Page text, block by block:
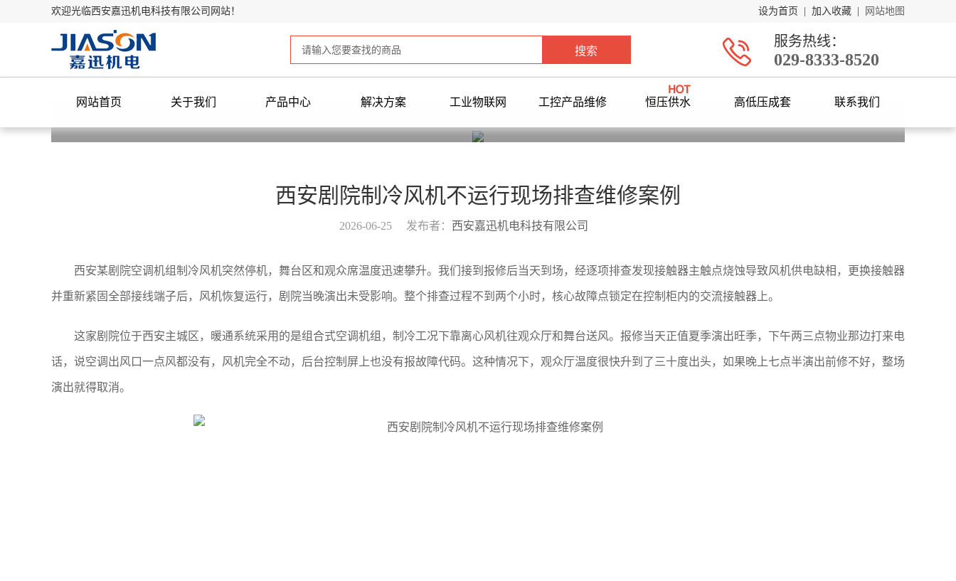
欢迎光临西安嘉迅机电科技有限公司网站！ 设为首页 加入收藏 网站地图
服务热线：
029-8333-8520
网站首页 关于我们 产品中心 解决方案 工业物联网 工控产品维修 恒压供水 高低压成套
联系我们
西安剧院制冷风机不运行现场排查维修案例
2026-06-25 发布者： 西安嘉迅机电科技有限公司
西安某剧院空调机组制冷风机突然停机，舞台区和观众席温度迅速攀升。我们接到报修后当天到场，经逐项排查发现接触器主触点烧蚀导致风机供电缺相，更换接触器
并重新紧固全部接线端子后，风机恢复运行，剧院当晚演出未受影响。整个排查过程不到两个小时，核心故障点锁定在控制柜内的交流接触器上。
这家剧院位于西安主城区，暖通系统采用的是组合式空调机组，制冷工况下靠离心风机往观众厅和舞台送风。报修当天正值夏季演出旺季，下午两三点物业那边打来电
话，说空调出风口一点风都没有，风机完全不动，后台控制屏上也没有报故障代码。这种情况下，观众厅温度很快升到了三十度出头，如果晚上七点半演出前修不好，整场
演出就得取消。